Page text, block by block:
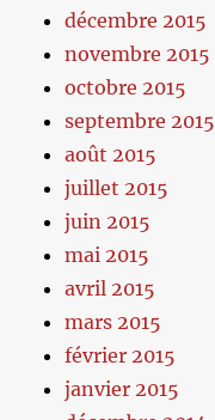
décembre 2015
novembre 2015
octobre 2015
septembre 2015
août 2015
juillet 2015
juin 2015
mai 2015
avril 2015
mars 2015
février 2015
janvier 2015